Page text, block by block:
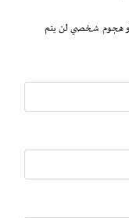
أو هجوم شخصي لن يتم